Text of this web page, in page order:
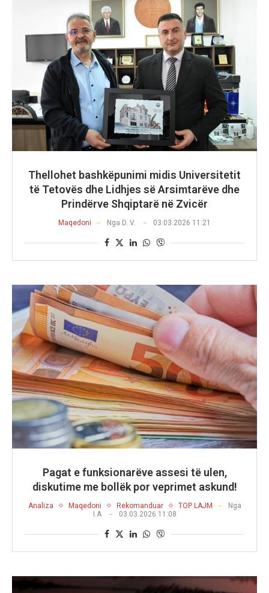
Thellohet bashkëpunimi midis Universitetit
të Tetovës dhe Lidhjes së Arsimtarëve dhe
Prindërve Shqiptarë në Zvicër
Maqedoni Nga D. V. 03.03.2026 11:21
Pagat e funksionarëve assesi të ulen,
diskutime me bollëk por veprimet askund!
Analiza Maqedoni Rekomanduar TOP LAJM
Nga
I.A
03.03.2026 11:08